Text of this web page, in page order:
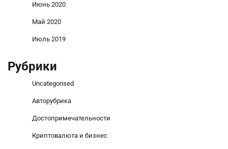
Июнь 2020
Май 2020
Июль 2019
Рубрики
Uncategorised
Авторубрика
Достопримечательности
Криптовалюта и бизнес